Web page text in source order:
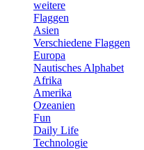
weitere
Flaggen
Asien
Verschiedene Flaggen
Europa
Nautisches Alphabet
Afrika
Amerika
Ozeanien
Fun
Daily Life
Technologie